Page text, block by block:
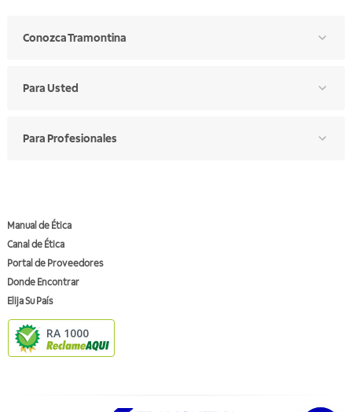
Conozca Tramontina
Para Usted
Para Profesionales
Manual de Ética
Canal de Ética
Portal de Proveedores
Donde Encontrar
Elija Su País
RA 1000